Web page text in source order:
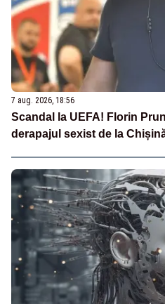
7 aug. 2026, 18:56
Scandal la UEFA! Florin
derapajul sexist de la